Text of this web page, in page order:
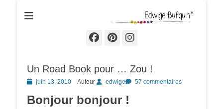
Edwige Bufquin
Facebook
Pinterest
Instagram
Un Road Book pour … Zou !
Postedjuin 13, 2010 Auteur edwige 57 commentaires
Bonjour bonjour !